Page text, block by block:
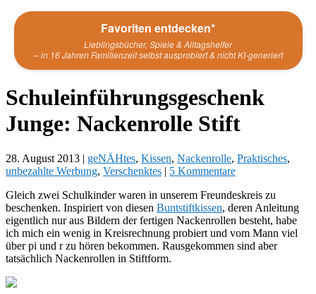
Favoriten entdecken*
Lieblingsbücher, Spiele & Alltagshelfer
– in 16 Jahren Familienzeit selbst ausprobiert & nicht KI-generiert
Schuleinführungsgeschenk
Junge: Nackenrolle Stift
28. August 2013 | geNÄHtes, Kissen, Nackenrolle, Praktisches,
unbezahlte Werbung, Verschenktes | 5 Kommentare
Gleich zwei Schulkinder waren in unserem Freundeskreis zu
beschenken. Inspiriert von diesen Buntstiftkissen, deren Anleitung
eigentlich nur aus Bildern der fertigen Nackenrollen besteht, habe
ich mich ein wenig in Kreisrechnung probiert und vom Mann viel
über pi und r zu hören bekommen. Rausgekommen sind aber
tatsächlich Nackenrollen in Stiftform.